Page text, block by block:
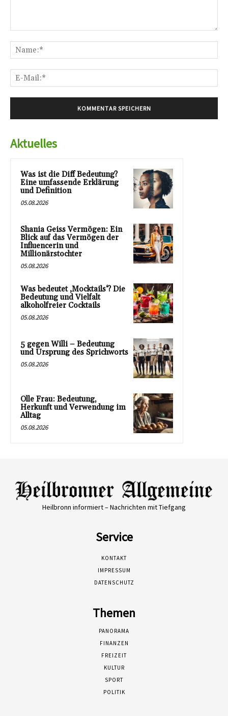
Aktuelles
Was ist die Diff Bedeutung?
Eine umfassende Erklärung
und Definition
05.08.2026
Shania Geiss Vermögen: Ein
Blick auf das Vermögen der
Influencerin und
Millionärstochter
05.08.2026
Was bedeutet ‚Mocktails‘? Die
Bedeutung und Vielfalt
alkoholfreier Cocktails
05.08.2026
5 gegen Willi – Bedeutung
und Ursprung des Sprichworts
05.08.2026
Olle Frau: Bedeutung,
Herkunft und Verwendung im
Alltag
05.08.2026
Heilbronn informiert – Nachrichten mit Tiefgang
Service
KONTAKT
IMPRESSUM
DATENSCHUTZ
Themen
PANORAMA
FINANZEN
FREIZEIT
KULTUR
SPORT
POLITIK